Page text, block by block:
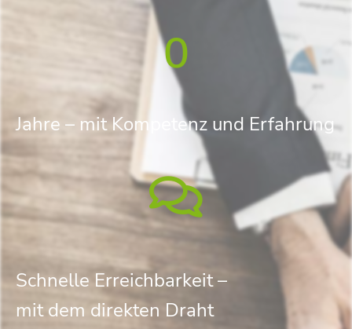
0
Jahre – mit Kompetenz und Erfahrung
Schnelle Erreichbarkeit –
mit dem direkten Draht